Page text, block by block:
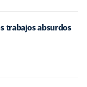
trabajos absurdos